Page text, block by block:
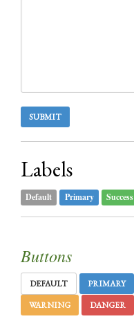
Labels
Default Primary Success
Buttons
DEFAULT PRIMARY
WARNING
DANGER